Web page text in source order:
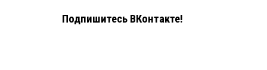
Подпишитесь ВКонтакте!